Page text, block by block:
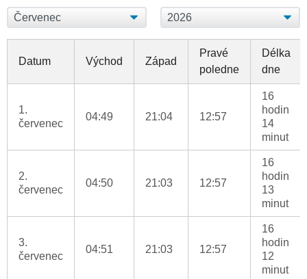
Datum Východ Západ
Pravé
poledne
Délka
dne
1.
červenec
04:49 21:04 12:57
16
hodin
14
minut
2.
červenec
04:50 21:03 12:57
16
hodin
13
minut
3.
červenec
04:51 21:03 12:57
16
hodin
12
minut